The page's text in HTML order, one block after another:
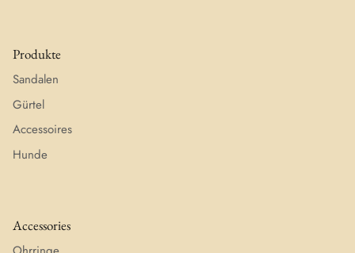
Produkte
Sandalen
Gürtel
Accessoires
Hunde
Accessories